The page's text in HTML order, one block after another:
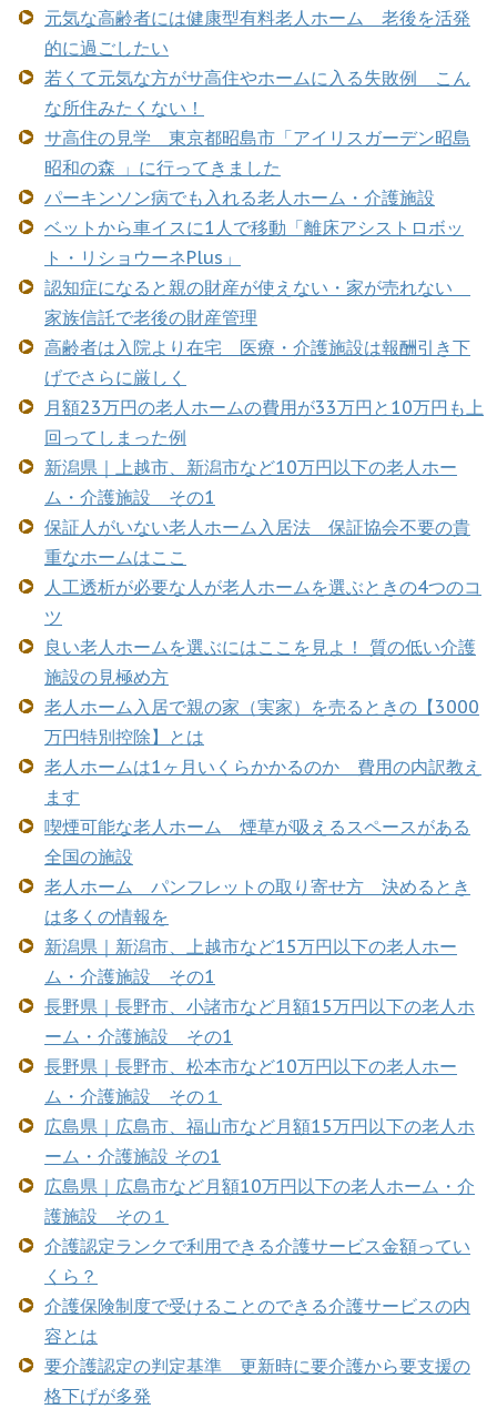
元気な高齢者には健康型有料老人ホーム 老後を活発
的に過ごしたい
若くて元気な方がサ高住やホームに入る失敗例 こん
な所住みたくない！
サ高住の見学 東京都昭島市「アイリスガーデン昭島
昭和の森 」に行ってきました
パーキンソン病でも入れる老人ホーム・介護施設
ベットから車イスに1人で移動「離床アシストロボッ
ト・リショウーネPlus」
認知症になると親の財産が使えない・家が売れない
家族信託で老後の財産管理
高齢者は入院より在宅 医療・介護施設は報酬引き下
げでさらに厳しく
月額23万円の老人ホームの費用が33万円と10万円も上
回ってしまった例
新潟県｜上越市、新潟市など10万円以下の老人ホー
ム・介護施設 その1
保証人がいない老人ホーム入居法 保証協会不要の貴
重なホームはここ
人工透析が必要な人が老人ホームを選ぶときの4つのコ
ツ
良い老人ホームを選ぶにはここを見よ！ 質の低い介護
施設の見極め方
老人ホーム入居で親の家（実家）を売るときの【3000
万円特別控除】とは
老人ホームは1ヶ月いくらかかるのか 費用の内訳教え
ます
喫煙可能な老人ホーム 煙草が吸えるスペースがある
全国の施設
老人ホーム パンフレットの取り寄せ方 決めるとき
は多くの情報を
新潟県｜新潟市、上越市など15万円以下の老人ホー
ム・介護施設 その1
長野県｜長野市、小諸市など月額15万円以下の老人ホ
ーム・介護施設 その1
長野県｜長野市、松本市など10万円以下の老人ホー
ム・介護施設 その１
広島県｜広島市、福山市など月額15万円以下の老人ホ
ーム・介護施設 その1
広島県｜広島市など月額10万円以下の老人ホーム・介
護施設 その１
介護認定ランクで利用できる介護サービス金額ってい
くら？
介護保険制度で受けることのできる介護サービスの内
容とは
要介護認定の判定基準 更新時に要介護から要支援の
格下げが多発